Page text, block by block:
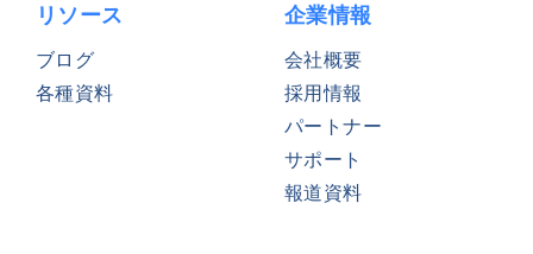
Wise Systems Japan合同会社もしくは提携企
業からの連絡を許諾する
リソース
ブログ
各種資料
企業情報
会社概要
採用情報
パートナー
サポート
報道資料